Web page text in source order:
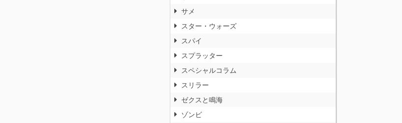
サメ
スター・ウォーズ
スパイ
スプラッター
スペシャルコラム
スリラー
ゼクスと鳴海
ゾンビ